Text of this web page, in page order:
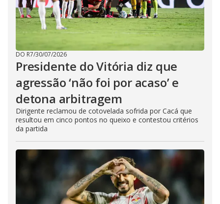
DO R7/30/07/2026
Presidente do Vitória diz que
agressão ‘não foi por acaso’ e
detona arbitragem
Dirigente reclamou de cotovelada sofrida por Cacá que
resultou em cinco pontos no queixo e contestou critérios
da partida